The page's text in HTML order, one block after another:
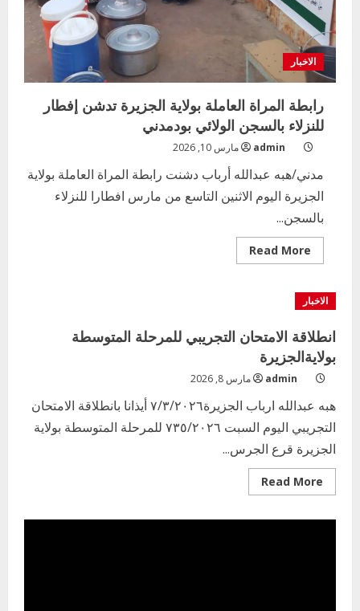
الاخبار
رابطة المراة العاملة بولاية الجزيرة تدشن إفطار
للنزلاء بالسجن الولائي بودمدني
admin مارس 10, 2026
مدني/هبه عبدالله أرباب دشنت رابطة المراة العاملة بولاية
الجزيرة اليوم الاثنين التاسع من مارس افطارا للنزلاء
بالسجن...
Read More
more
الجزيرة
تدشن
بالسجن
الولائي
الاخبار
انطلاقة الامتحان التجريبي للمرحلة المتوسطة
بولايةالجزيرة
admin مارس 8, 2026
هبه عبدالله ارباب الجزيرة٧/٣/٢٠٢٦ أيذانا بانطلاقة الامتحان
التجريبي اليوم السبت ٧٣٥/٢٠٢٦ للمرحلة المتوسطة بولاية
الجزيرة قرع الجرس...
Read More
more